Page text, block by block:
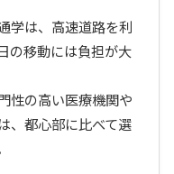
学は、高速道路を利
の移動には負担が大
性の高い医療機関や
、都心部に比べて選